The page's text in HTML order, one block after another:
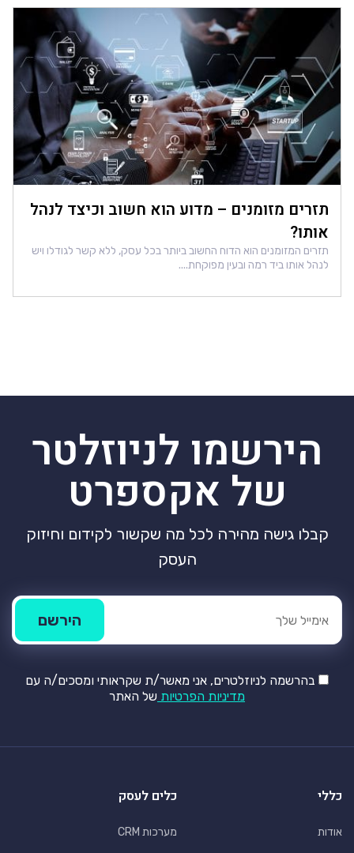
תזרים מזומנים – מדוע הוא חשוב וכיצד לנהל
אותו?
תזרים המזומנים הוא הדוח החשוב ביותר בכל עסק, ללא קשר לגודלו ויש
לנהל אותו ביד רמה ובעין מפוקחת....
הירשמו לניוזלטר
של אקספרט
קבלו גישה מהירה לכל מה שקשור לקידום וחיזוק
העסק
בהרשמה לניוזלטרים, אני מאשר/ת שקראותי ומסכים/ה עם
מדיניות הפרטיות של האתר
כללי
אודות
כלים לעסק
מערכות CRM